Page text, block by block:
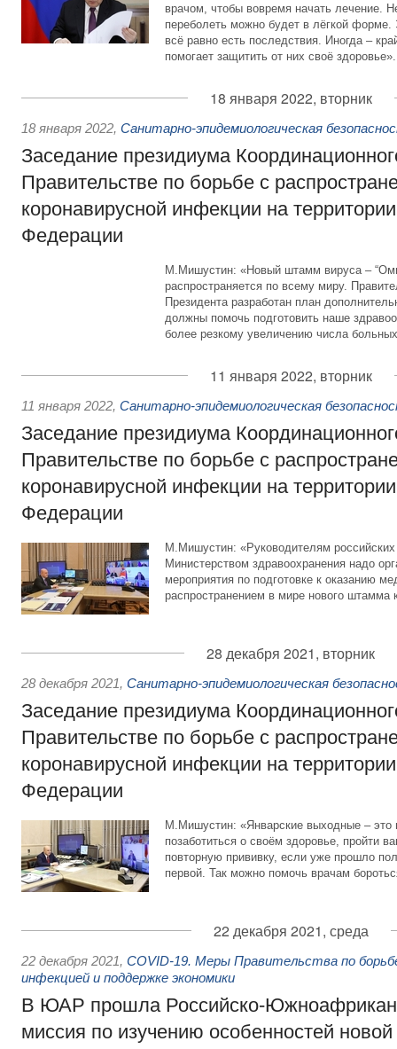
врачом, чтобы вовремя начать лечение.
переболеть можно будет в лёгкой форме.
всё равно есть последствия. Иногда –
помогает защитить от них своё здоровье».
18 января 2022, вторник
18 января 2022, Санитарно-эпидемиологическая
Заседание президиума
Правительстве по борьбе с
коронавирусной инфекции на
Федерации
М.Мишустин: «Новый штамм вируса –
распространяется по всему миру.
Президента разработан план
должны помочь подготовить наше
более резкому увеличению числа
11 января 2022, вторник
11 января 2022, Санитарно-эпидемиологическая
Заседание президиума
Правительстве по борьбе с
коронавирусной инфекции на
Федерации
М.Мишустин: «Руководителям российских
Министерством здравоохранения надо
мероприятия по подготовке к оказанию
распространением в мире нового штамма
28 декабря 2021, вторник
28 декабря 2021, Санитарно-эпидемиологическая
Заседание президиума
Правительстве по борьбе с
коронавирусной инфекции на
Федерации
М.Мишустин: «Январские выходные – это
позаботиться о своём здоровье, пройти
повторную прививку, если уже прошло
первой. Так можно помочь врачам
22 декабря 2021, среда
22 декабря 2021, COVID-19. Меры Правительства по
инфекцией и поддержке экономики
В ЮАР прошла Российско-
миссия по изучению особенностей